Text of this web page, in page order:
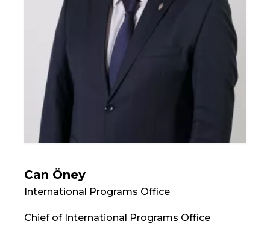
Can Öney
International Programs Office
Chief of International Programs Office